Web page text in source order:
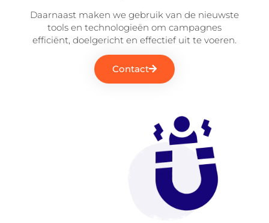
Daarnaast maken we gebruik van de nieuwste
tools en technologieën om campagnes
efficiënt, doelgericht en effectief uit te voeren.
Contact